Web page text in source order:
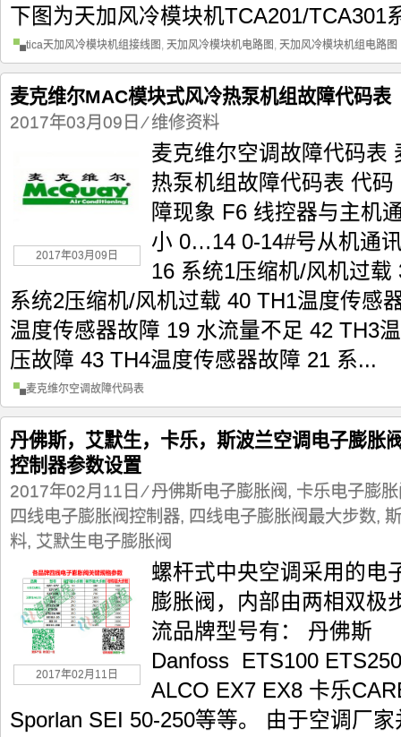
下图为天加风冷模块机TCA201/TCA301
tica天加风冷模块机组接线图 , 天加风冷模块机电路图 , 天加风冷模块机组电路图
麦克维尔MAC模块式风冷热泵机组故障代码表
2017年03月09日 ⁄维修资料
2017年03月09日
麦克维尔空调故障代码表
热泵机组故障代码表
障现象 F6 线控器与主机
小 0…14 0-14#号从机通
16 系统1压缩机/风机过
系统2压缩机/风机过载 40 TH1温度传感
温度传感器故障 19 水流量不足 42 TH3
压故障 43 TH4温度传感器故障 21 系...
麦克维尔空调故障代码表
丹佛斯，艾默生，卡乐，斯波兰空调电子膨胀
控制器参数设置
2017年02月11日 ⁄丹佛斯电子膨胀阀, 卡乐电子膨
四线电子膨胀阀控制器, 四线电子膨胀阀最大步数,
料, 艾默生电子膨胀阀
2017年02月11日
螺杆式中央空调采用的电
膨胀阀，内部由两相双极
流品牌型号有： 丹佛斯
Danfoss ETS100
ALCO EX7 EX8 卡乐
Sporlan SEI 50-250等等。 由于空调厂